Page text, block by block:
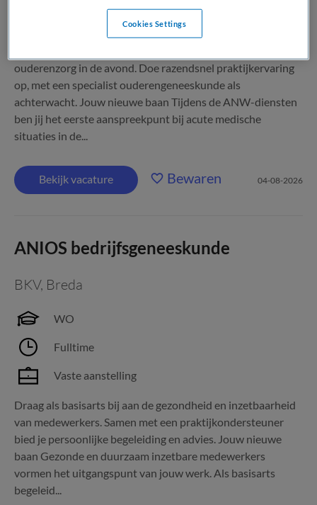
Niet nader bepaald
ouderenzorg in de avond. Doe razendsnel praktijkervaring
op, met een specialist ouderengeneeskunde als
achterwacht. Jouw nieuwe baan Tijdens de ANW-diensten
ben jij het eerste aanspreekpunt bij acute medische
situaties in de...
Bekijk vacature Bewaren 04-08-2026
ANIOS bedrijfsgeneeskunde
BKV, Breda
WO
Fulltime
Vaste aanstelling
Draag als basisarts bij aan de gezondheid en inzetbaarheid
van medewerkers. Samen met een praktijkondersteuner
bied je persoonlijke begeleiding en advies. Jouw nieuwe
baan Gezonde en duurzaam inzetbare medewerkers
vormen het uitgangspunt van jouw werk. Als basisarts
begeleid...
Cookies Settings